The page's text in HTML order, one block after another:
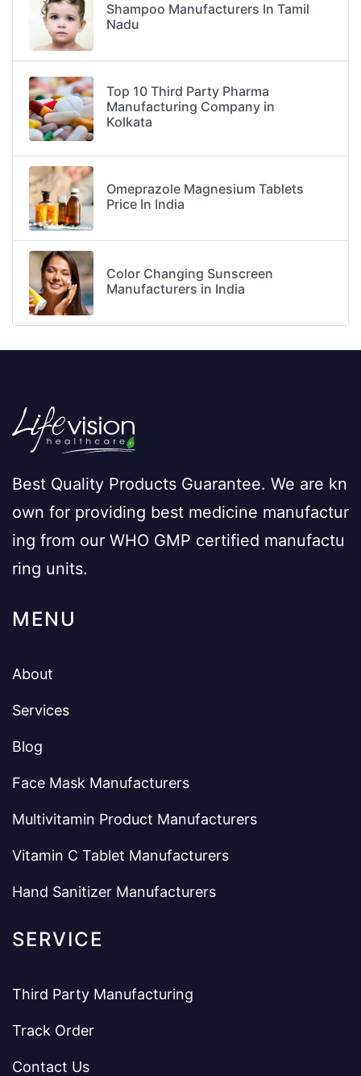
Shampoo Manufacturers In Tamil
Nadu
Top 10 Third Party Pharma
Manufacturing Company in
Kolkata
Omeprazole Magnesium Tablets
Price In India
Color Changing Sunscreen
Manufacturers in India
Best Quality Products Guarantee. We are kn
own for providing best medicine manufactur
ing from our WHO GMP certified manufactu
ring units.
MENU
About
Services
Blog
Face Mask Manufacturers
Multivitamin Product Manufacturers
Vitamin C Tablet Manufacturers
Hand Sanitizer Manufacturers
SERVICE
Third Party Manufacturing
Track Order
Contact Us